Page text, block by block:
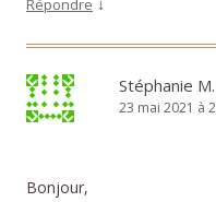
Stéphanie M.
23 mai 2021 à
Bonjour,